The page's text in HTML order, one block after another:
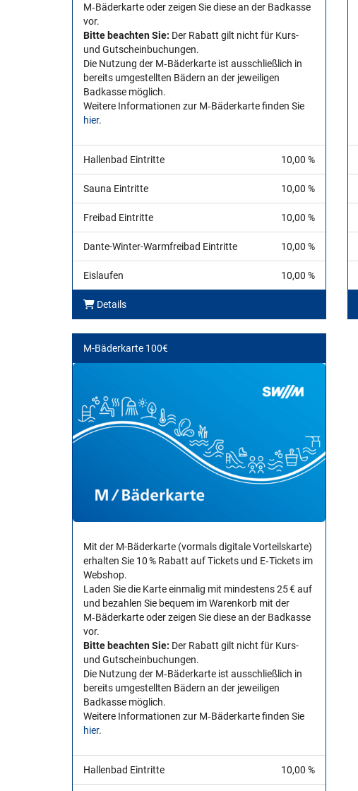
M‑Bäderkarte oder zeigen Sie diese an der Badkasse
vor.
Bitte beachten Sie: Der Rabatt gilt nicht für Kurs-
und Gutscheinbuchungen.
Die Nutzung der M‑Bäderkarte ist ausschließlich in
bereits umgestellten Bädern an der jeweiligen
Badkasse möglich.
Weitere Informationen zur M‑Bäderkarte finden Sie
hier.
Hallenbad Eintritte 10,00 %
Sauna Eintritte 10,00 %
Freibad Eintritte 10,00 %
Dante-Winter-Warmfreibad Eintritte 10,00 %
Eislaufen 10,00 %
Details
M-Bäderkarte 100€
Mit der M-Bäderkarte (vormals digitale Vorteilskarte)
erhalten Sie 10 % Rabatt auf Tickets und E‑Tickets im
Webshop.
Laden Sie die Karte einmalig mit mindestens 25 € auf
und bezahlen Sie bequem im Warenkorb mit der
M‑Bäderkarte oder zeigen Sie diese an der Badkasse
vor.
Bitte beachten Sie: Der Rabatt gilt nicht für Kurs-
und Gutscheinbuchungen.
Die Nutzung der M‑Bäderkarte ist ausschließlich in
bereits umgestellten Bädern an der jeweiligen
Badkasse möglich.
Weitere Informationen zur M‑Bäderkarte finden Sie
hier.
Hallenbad Eintritte 10,00 %